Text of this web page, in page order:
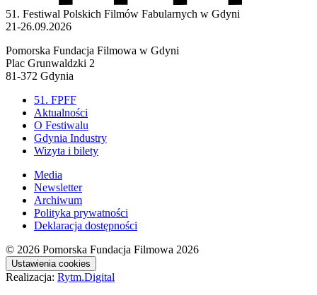
51. Festiwal Polskich Filmów Fabularnych w Gdyni
21-26.09.2026
Pomorska Fundacja Filmowa w Gdyni
Plac Grunwaldzki 2
81-372 Gdynia
51. FPFF
Aktualności
O Festiwalu
Gdynia Industry
Wizyta i bilety
Media
Newsletter
Archiwum
Polityka prywatności
Deklaracja dostępności
© 2026 Pomorska Fundacja Filmowa 2026
Ustawienia cookies
Realizacja: Rytm.Digital